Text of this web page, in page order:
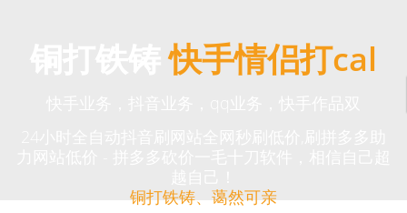
铜打铁铸快手情侣打cal
铜打铁铸、蔼然可亲